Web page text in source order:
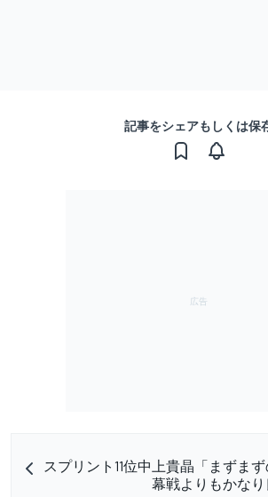
記事をシェアもしくは保
スプリント11位中上貴晶「まずま
幕戦よりもかなり